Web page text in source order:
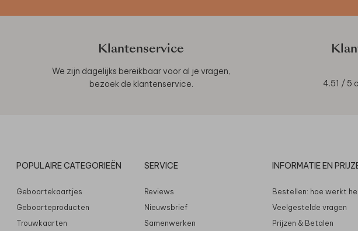
Klantenservice
We zijn dagelijks bereikbaar voor al je vragen,
bezoek de klantenservice. 4.51 / 5
POPULAIRE CATEGORIEËN
Geboortekaartjes
Geboorteproducten
Trouwkaarten
SERVICE
Reviews
Nieuwsbrief
Samenwerken
INFORMATIE EN
Bestellen: hoe werkt
Veelgestelde vragen
Prijzen & Betalen